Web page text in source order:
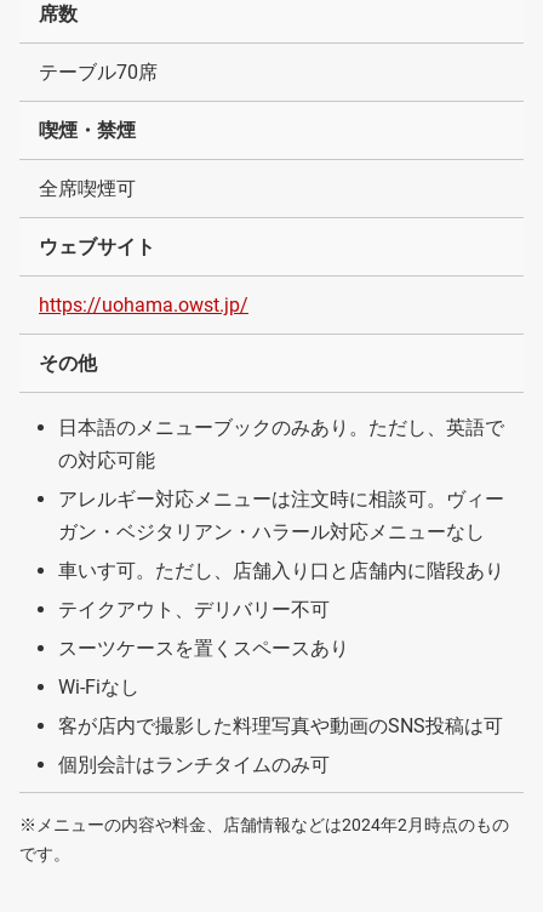
席数
テーブル70席
喫煙・禁煙
全席喫煙可
ウェブサイト
https://uohama.owst.jp/
その他
日本語のメニューブックのみあり。ただし、英語で
の対応可能
アレルギー対応メニューは注文時に相談可。ヴィー
ガン・ベジタリアン・ハラール対応メニューなし
車いす可。ただし、店舗入り口と店舗内に階段あり
テイクアウト、デリバリー不可
スーツケースを置くスペースあり
Wi-Fiなし
客が店内で撮影した料理写真や動画のSNS投稿は可
個別会計はランチタイムのみ可
※メニューの内容や料金、店舗情報などは2024年2月時点のもの
です。